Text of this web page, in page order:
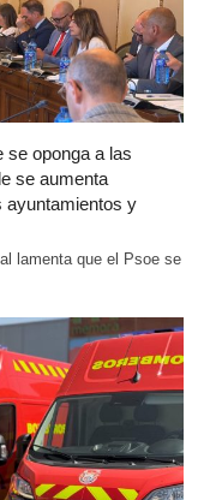
se oponga a las
se aumenta
ayuntamientos y
lamenta que el Psoe se